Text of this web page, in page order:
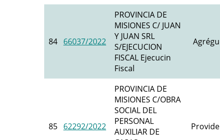
84 66037/2022
PROVINCIA DE
MISIONES C/ JUAN
Y JUAN SRL
S/EJECUCION
FISCAL Ejecucin
Fiscal
85 62292/2022
PROVINCIA DE
MISIONES C/OBRA
SOCIAL DEL
PERSONAL
AUXILIAR DE